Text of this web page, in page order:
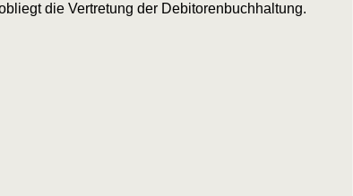
die Vertretung der Debitorenbuchhaltung.